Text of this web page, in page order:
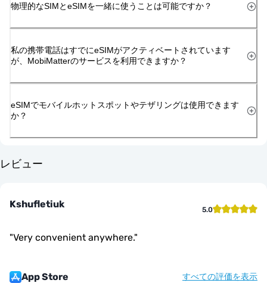
物理的なSIMとeSIMを一緒に使うことは可能ですか？
私の携帯電話はすでにeSIMがアクティベートされています
が、MobiMatterのサービスを利用できますか？
eSIMでモバイルホットスポットやテザリングは使用できます
か？
レビュー
Kshufletiuk 5.0
"Very convenient anywhere."
App Store すべての評価を表示